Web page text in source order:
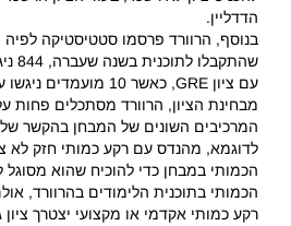
הדדליין.
עם ציון GRE, כאשר 10 מועמדים ניגשו עם ציון בשני המבחנים.
מבחינת הציון, הרוורד מסתכלים פחות
המרכיבים השונים של המבחן בהקשר
לדוגמא, מהנדס עם רקע כמותי חזק לא
הכמותי במבחן כדי להוכיח שהוא
הכמותי בתוכנית הלימודים בהרוורד,
רקע כמותי אקדמי או מקצועי יצטרך